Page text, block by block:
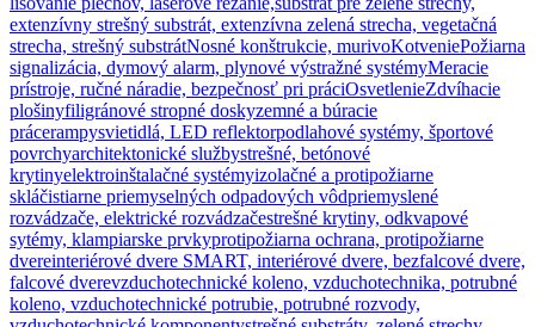
extenzívny strešný substrát, extenzívna zelená strecha, vegetačná
strecha, strešný substrátNosné konštrukcie, murivoKotveniePožiarna
signalizácia, dymový alarm, plynové výstražné systémyMeracie
prístroje, ručné náradie, bezpečnosť pri práciOsvetlenieZdvíhacie
plošinyfiligránové stropné doskyzemné a búracie
prácerampysvietidlá, LED reflektorpodlahové systémy, športové
povrchyarchitektonické službystrešné, betónové
krytinyelektroinštalačné systémyizolačné a protipožiarne
skláčistiarne priemyselných odpadových vôdpriemyslené
rozvádzače, elektrické rozvádzačestrešné krytiny, odkvapové
sytémy, klampiarske prvkyprotipožiarna ochrana, protipožiarne
dvereinteriérové dvere SMART, interiérové dvere, bezfalcové dvere,
falcové dverevzduchotechnické koleno, vzduchotechnika, potrubné
koleno, vzduchotechnické potrubie, potrubné rozvody,